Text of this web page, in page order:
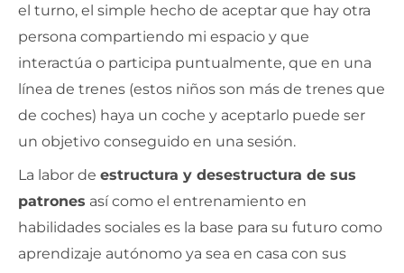
el turno, el simple hecho de aceptar que hay otra
persona compartiendo mi espacio y que
interactúa o participa puntualmente, que en una
línea de trenes (estos niños son más de trenes que
de coches) haya un coche y aceptarlo puede ser
un objetivo conseguido en una sesión.
La labor de estructura y desestructura de sus
patrones así como el entrenamiento en
habilidades sociales es la base para su futuro como
aprendizaje autónomo ya sea en casa con sus